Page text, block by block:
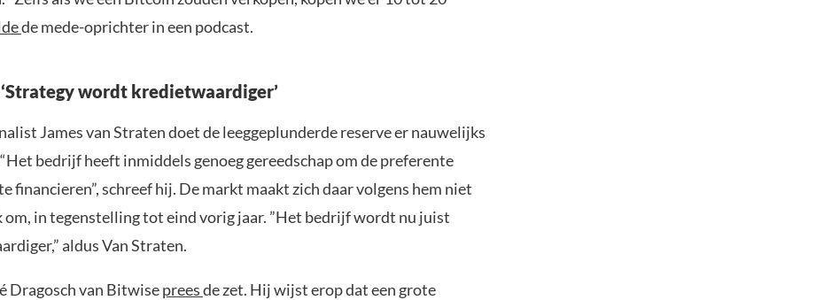
de mede-oprichter in een podcast.
wordt kredietwaardiger’
James van Straten doet de leeggeplunderde reserve er nauwelijks
bedrijf heeft inmiddels genoeg gereedschap om de preferente
financieren”, schreef hij. De markt maakt zich daar volgens hem niet
om, in tegenstelling tot eind vorig jaar. ”Het bedrijf wordt nu juist
aldus Van Straten.
Dragosch van Bitwisepreesde zet. Hij wijst erop dat een grote